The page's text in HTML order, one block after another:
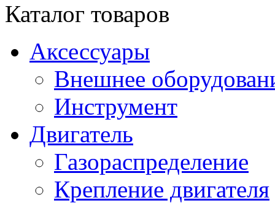
Каталог товаров
Аксессуары
Внешнее
Инструмент
Двигатель
Газораспределение
Крепление двигателя